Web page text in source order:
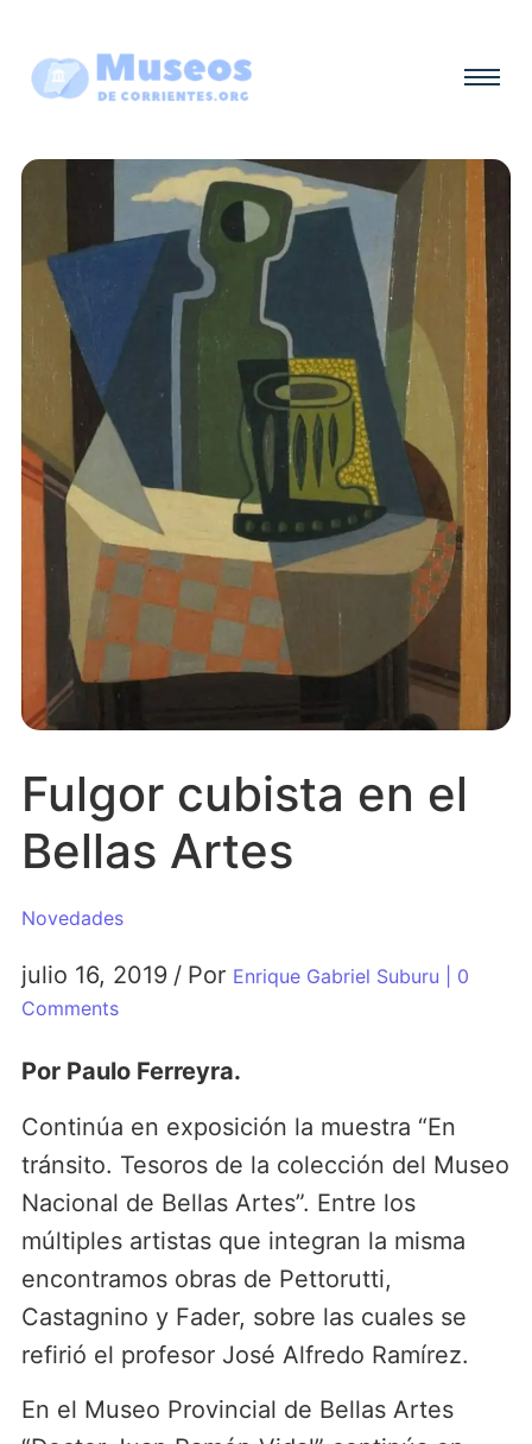
Fulgor cubista en el
Bellas Artes
Novedades
julio 16, 2019 / Por Enrique Gabriel Suburu
| 0
Comments
Por Paulo Ferreyra.
Continúa en exposición la muestra “En
tránsito. Tesoros de la colección del Museo
Nacional de Bellas Artes”. Entre los
múltiples artistas que integran la misma
encontramos obras de Pettorutti,
Castagnino y Fader, sobre las cuales se
refirió el profesor José Alfredo Ramírez.
En el Museo Provincial de Bellas Artes